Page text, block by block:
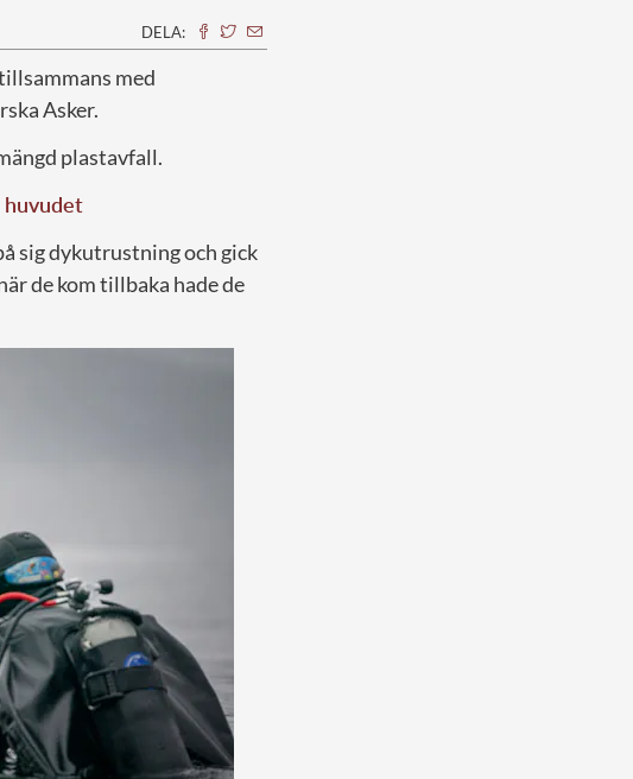
DELA:
med
Asker.
plastavfall.
huvudet
sig dykutrustning och gick
de kom tillbaka hade de